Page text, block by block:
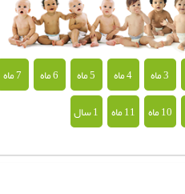
3 ماه 4 ماه 5 ماه 6 ماه
7 ماه
10 ماه 11 ماه 1 سال